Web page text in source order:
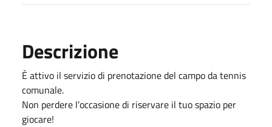
Descrizione
È attivo il servizio di prenotazione del campo da tennis
comunale.
Non perdere l’occasione di riservare il tuo spazio per
giocare!